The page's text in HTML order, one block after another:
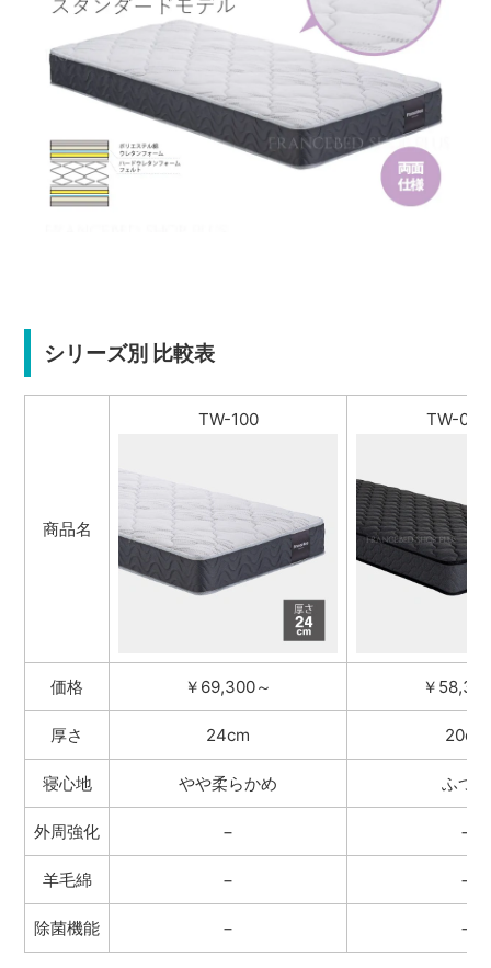
シリーズ別 比較表
商品名
TW-100 TW-
価格 ￥69,300～ ￥
厚さ 24cm 20cm
寝心地 やや柔らかめ ふつう
外周強化 − −
羊毛綿 − −
除菌機能 − −